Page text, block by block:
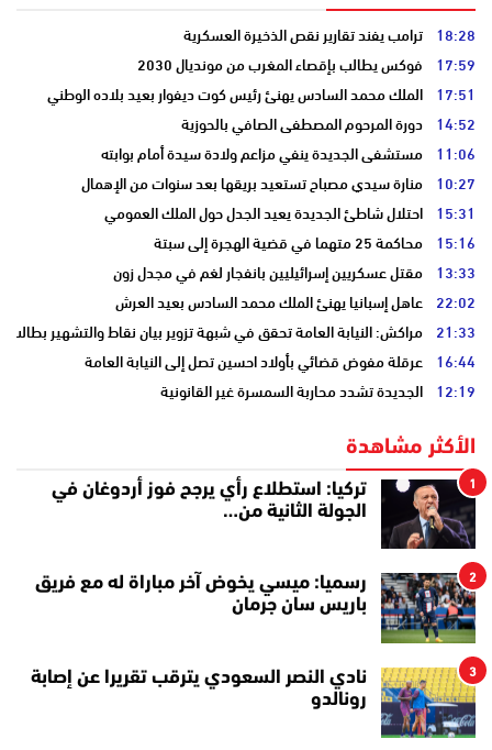
18:28 ترامب يفند تقارير نقص الذخيرة العسكرية
17:59 فوكس يطالب بإقصاء المغرب من مونديال 2030
17:51 الملك محمد السادس يهنئ رئيس كوت ديفوار بعيد بلاده الوطني
14:52 دورة المرحوم المصطفى الصافي بالحوزية
11:06 مستشفى الجديدة ينفي مزاعم ولادة سيدة أمام بوابته
10:27 منارة سيدي مصباح تستعيد بريقها بعد سنوات من الإهمال
15:31 احتلال شاطئ الجديدة يعيد الجدل حول الملك العمومي
15:16 محاكمة 25 متهما في قضية الهجرة إلى سبتة
13:33 مقتل عسكريين إسرائيليين بانفجار لغم في مجدل زون
22:02 عاهل إسبانيا يهنئ الملك محمد السادس بعيد العرش
21:33 مراكش: النيابة العامة تحقق في شبهة تزوير بيان نقاط والتشهير بطالب
16:44 عرقلة مفوض قضائي بأولاد احسين تصل إلى النيابة العامة
12:19 الجديدة تشدد محاربة السمسرة غير القانونية
الأكثر مشاهدة
1
تركيا: استطلاع رأي يرجح فوز أردوغان في
الجولة الثانية من…
2
رسميا: ميسي يخوض آخر مباراة له مع فريق
باريس سان جرمان
3
نادي النصر السعودي يترقب تقريرا عن إصابة
رونالدو